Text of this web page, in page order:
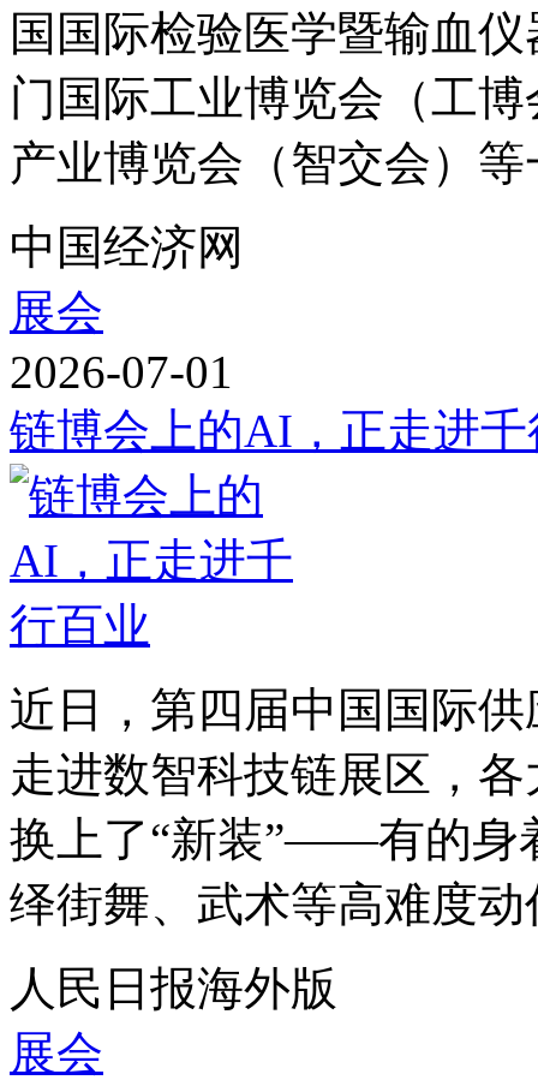
国国际检验医学暨输血
门国际工业博览会（工
产业博览会（智交会）
中国经济网
展会
2026-07-01
链博会上的AI，正走进
近日，第四届中国国际
走进数智科技链展区，
换上了“新装”——有的身
绎街舞、武术等高难度动
人民日报海外版
展会